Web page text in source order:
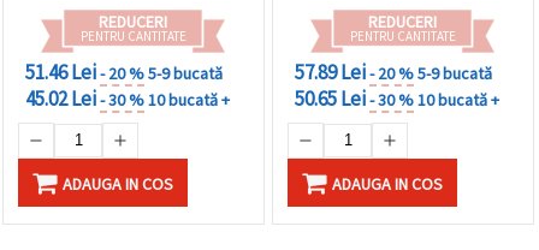
REDUCERI
PENTRU CANTITATE
51.46 Lei- 20 %5-9 bucată
45.02 Lei- 30 %10 bucată +
ADAUGA IN COS
REDUCERI
PENTRU CANTITATE
57.89 Lei- 20 %5-9 bucată
50.65 Lei- 30 %10 bucată +
ADAUGA IN COS